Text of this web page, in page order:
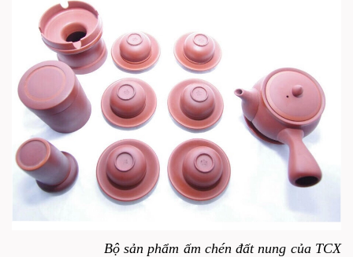
Bộ sản phẩm ấm chén đất nung của TCX